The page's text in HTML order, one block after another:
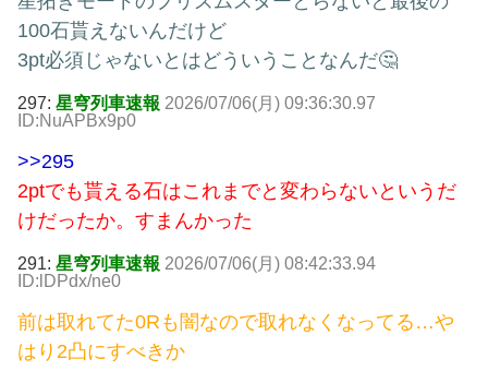
100石貰えないんだけど
3pt必須じゃないとはどういうことなんだ🤔
297: 星穹列車速報 2026/07/06(月) 09:36:30.97
ID:NuAPBx9p0
>>295
2ptでも貰える石はこれまでと変わらないというだ
けだったか。すまんかった
291: 星穹列車速報 2026/07/06(月) 08:42:33.94
ID:lDPdx/ne0
前は取れてた0Rも闇なので取れなくなってる…や
はり2凸にすべきか